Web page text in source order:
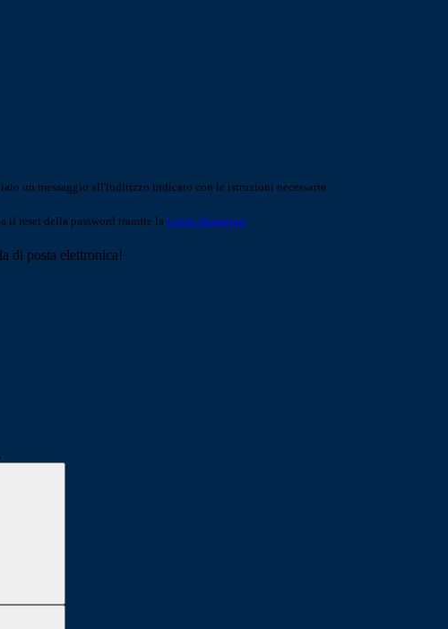
un messaggio all'indirizzo indicato con le istruzioni necessarie.
il reset della password tramite la Login Spaggiari
di posta elettronica!